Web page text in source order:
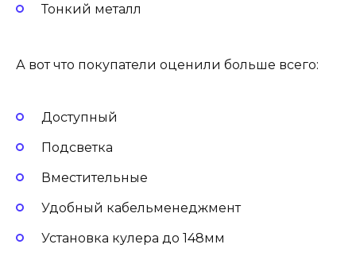
Тонкий металл
А вот что покупатели оценили больше всего:
Доступный
Подсветка
Вместительные
Удобный кабельменеджмент
Установка кулера до 148мм